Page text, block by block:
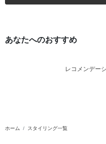
あなたへのおすすめ
レコメンデー
ホーム スタイリング一覧